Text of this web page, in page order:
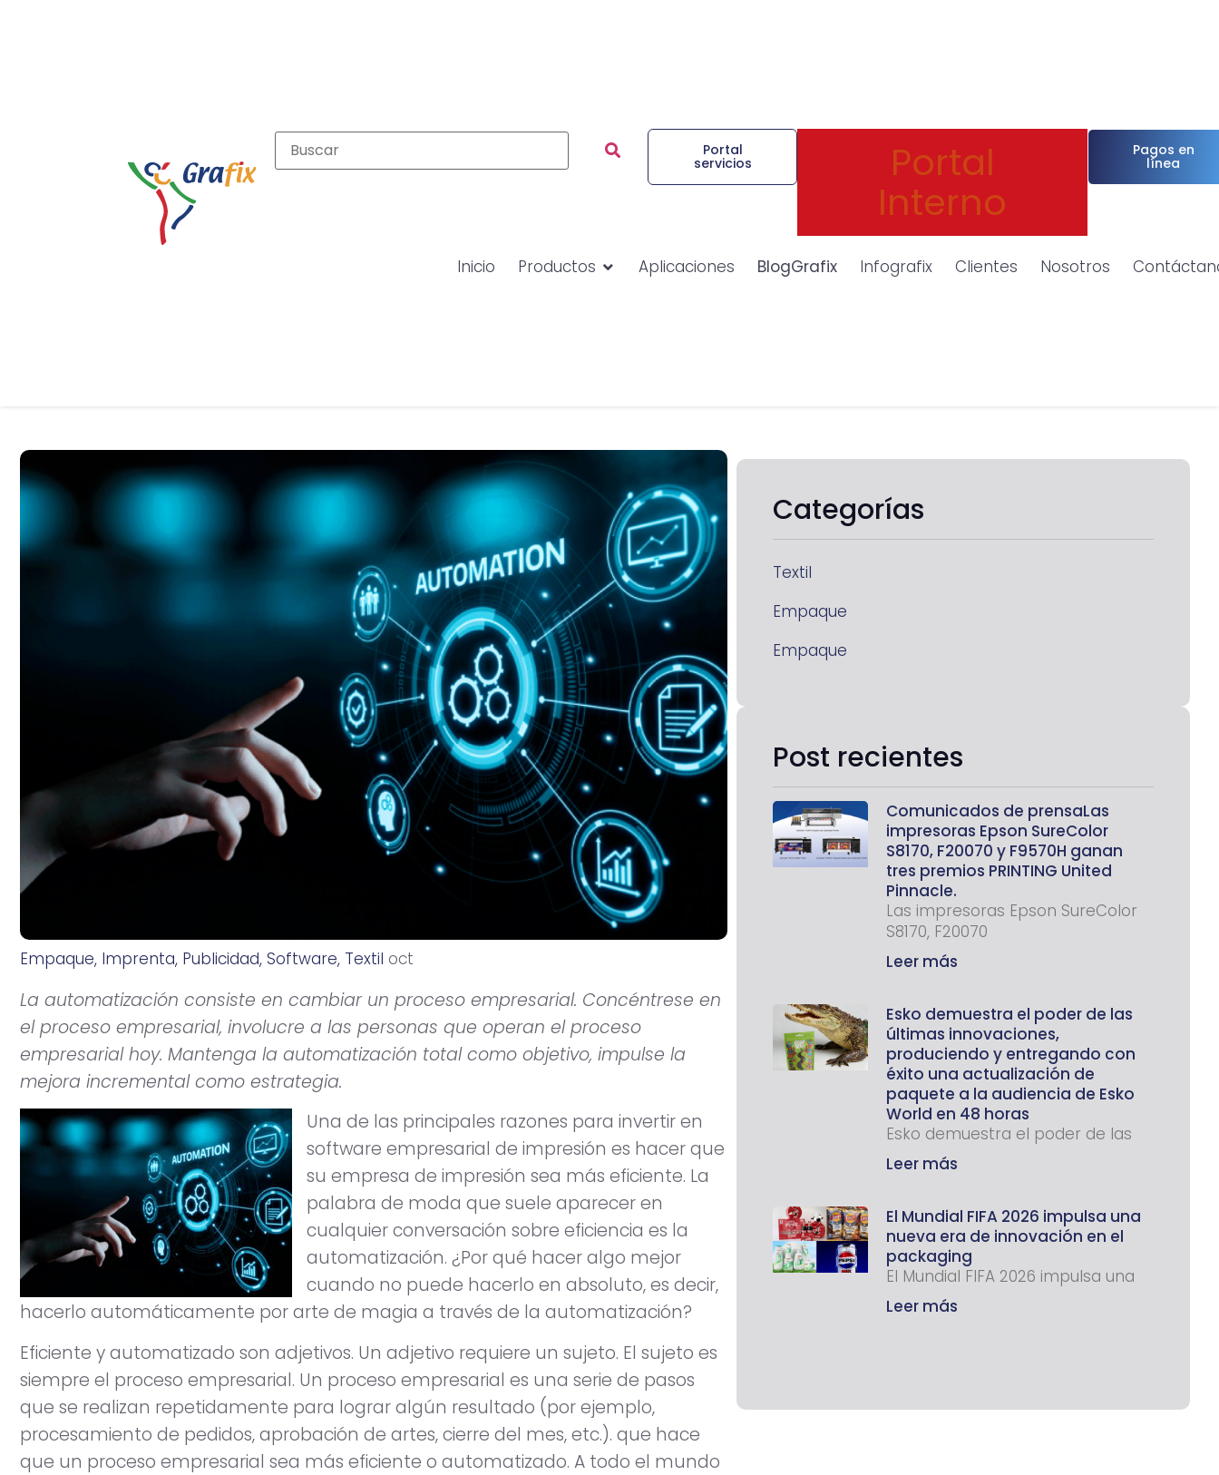
Portal
servicios Portal
Interno
Pagos en
línea
Inicio Productos Aplicaciones BlogGrafix Infografix Clientes Nosotros
Empaque, Imprenta, Publicidad, Software, Textil oct
La automatización consiste en cambiar un proceso empresarial. Concéntrese en
el proceso empresarial, involucre a las personas que operan el proceso
empresarial hoy. Mantenga la automatización total como objetivo, impulse la
mejora incremental como estrategia.
Una de las principales razones para invertir en
software empresarial de impresión es hacer que
su empresa de impresión sea más eficiente. La
palabra de moda que suele aparecer en
cualquier conversación sobre eficiencia es la
automatización. ¿Por qué hacer algo mejor
cuando no puede hacerlo en absoluto, es decir,
hacerlo automáticamente por arte de magia a través de la automatización?
Eficiente y automatizado son adjetivos. Un adjetivo requiere un sujeto. El sujeto es
siempre el proceso empresarial. Un proceso empresarial es una serie de pasos
que se realizan repetidamente para lograr algún resultado (por ejemplo,
procesamiento de pedidos, aprobación de artes, cierre del mes, etc.). que hace
que un proceso empresarial sea más eficiente o automatizado. A todo el mundo
Categorías
Textil
Empaque
Empaque
Post recientes
Comunicados de prensaLas
impresoras Epson SureColor
S8170, F20070 y F9570H ganan
tres premios PRINTING United
Pinnacle.
Las impresoras Epson SureColor
S8170, F20070
Leer más
Esko demuestra el poder de las
últimas innovaciones,
produciendo y entregando con
éxito una actualización de
paquete a la audiencia de Esko
World en 48 horas
Esko demuestra el poder de las
Leer más
El Mundial FIFA 2026 impulsa una
nueva era de innovación en el
packaging
El Mundial FIFA 2026 impulsa una
Leer más